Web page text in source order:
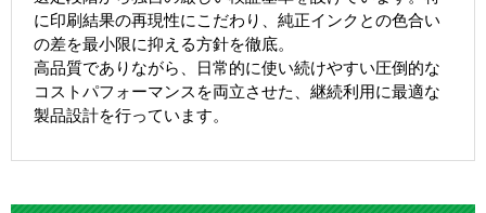
に印刷結果の再現性にこだわり、純正インクとの色合い
の差を最小限に抑える方針を徹底。
高品質でありながら、日常的に使い続けやすい圧倒的な
コストパフォーマンスを両立させた、継続利用に最適な
製品設計を行っています。